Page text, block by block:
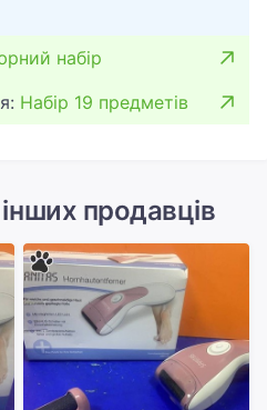
набір
Набір 19 предметів
продавців